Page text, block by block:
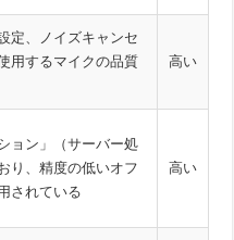
定、ノイズキャンセ
用するマイクの品質
高い
ョン」（サーバー処
り、精度の低いオフ
されている
高い